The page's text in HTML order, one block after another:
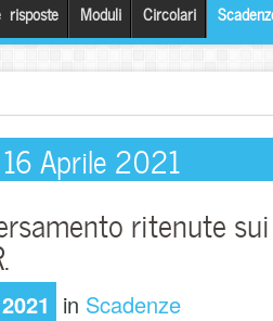
risposte Moduli Circolari
Aprile 2021
ritenute
in Scadenze